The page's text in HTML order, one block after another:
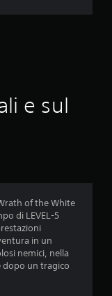
l
a
z
o
e sul
of the White
di LEVEL-5
in un
nemici, nella
dopo un tragico